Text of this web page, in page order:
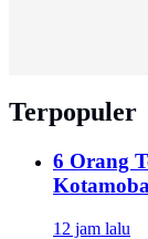
Terpopuler
6 Orang
12 jam lalu